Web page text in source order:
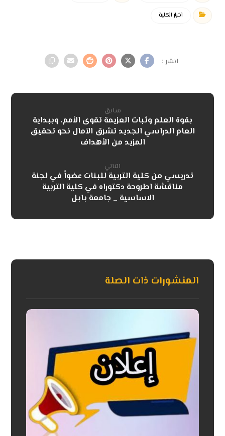
اخبار الكلية
سابق
بقوة العلم وثبات العزيمة تقوى الأمم، وببداية
العام الدراسي الجديد تشرق الآمال نحو تحقيق
المزيد من الأهداف
التالي
تدريسي من كلية التربية للبنات عضواً في لجنة
مناقشة اطروحة دكتوراه في كلية التربية
الاساسية _ جامعة بابل
المنشورات ذات الصلة